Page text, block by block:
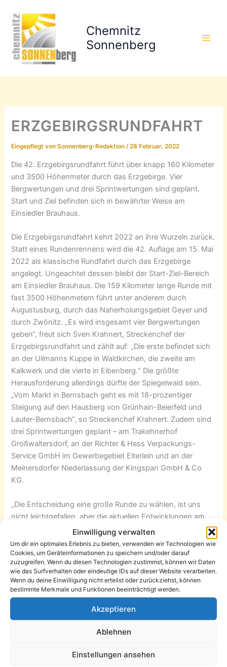
Einwilligung verwalten
Um dir ein optimales Erlebnis zu bieten, verwenden wir Technologien wie
Cookies, um Geräteinformationen zu speichern und/oder darauf
zuzugreifen. Wenn du diesen Technologien zustimmst, können wir Daten
wie das Surfverhalten oder eindeutige IDs auf dieser Website verarbeiten.
Wenn du deine Einwilligung nicht erteilst oder zurückziehst, können
bestimmte Merkmale und Funktionen beeinträchtigt werden.
Akzeptieren
Ablehnen
Einstellungen ansehen
Inhalt
springen
Chemnitz
Sonnenberg
ERZGEBIRGSRUNDFAHRT
Eingepflegt von Sonnenberg-Redaktion/28 Februar, 2022
Die 42. Erzgebirgsrundfahrt führt über knapp 160 Kilometer
und 3500 Höhenmeter durch das Erzgebirge. Vier
Bergwertungen und drei Sprintwertungen sind geplant.
Start und Ziel befinden sich in bewährter Weise am
Einsiedler Brauhaus.
Die Erzgebirgsrundfahrt kehrt 2022 an ihre Wurzeln zurück.
Statt eines Rundenrennens wird die 42. Auflage am 15. Mai
2022 als klassische Rundfahrt durch das Erzgebirge
angelegt. Ungeachtet dessen bleibt der Start-Ziel-Bereich
am Einsiedler Brauhaus. Die 159 Kilometer lange Runde mit
fast 3500 Höhenmetern führt unter anderem durch
Augustusburg, durch das Naherholungsgebiet Geyer und
durch Zwönitz. „Es wird insgesamt vier Bergwertungen
geben“, freut sich Sven Krahnert, Streckenchef der
Erzgebirgsrundfahrt und zählt auf: „Die erste befindet sich
an der Ullmanns Kuppe in Waldkirchen, die zweite am
Kalkwerk und die vierte in Eibenberg.“ Die größte
Herausforderung allerdings dürfte der Spiegelwald sein.
„Vom Markt in Bernsbach geht es mit 18-prozentiger
Steigung auf den Hausberg von Grünhain-Beierfeld und
Lauter-Bernsbach“, so Streckenchef Krahnert. Zudem sind
drei Sprintwertungen geplant – am Trakehnerhof
Großwaltersdorf, an der Richter & Hess Verpackungs-
Service GmbH im Gewerbegebiet Elterlein und an der
Meinersdorfer Niederlassung der Kingspan GmbH & Co
KG.
„Die Entscheidung eine große Runde zu wählen, ist uns
nicht leichtgefallen, aber die aktuellen Entwicklungen am
Bahnübergang Dittersdorf haben uns dazu gezwungen“,
sagt Christian Ott, Chef de Tour. Mit den aktuellen
Entwicklungen ist die neue Verbindung der Chemnitzer
City-Bahn nach Aue-Bad Schlema gemeint. Ein
Rundenrennen hätte immer wieder über den Bahnübergang
geführt und damit durch die Stundentaktung der City-Bahn
Rennens nach sich gezogen.
„Deshalb haben wir schon im Herbst über eine klassische
Rundfahrt nachgedacht“, sagt Christian Ott: „Die große
Runde hat Vor- und Nachteile. Letztendlich gab es aber